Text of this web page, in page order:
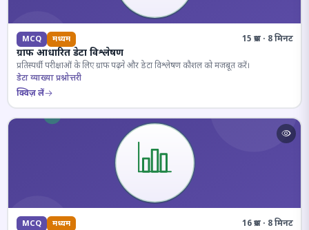
MCQ मध्यम 15 प्रश्न · 8 मिनट
ग्राफ आधारित डेटा विश्लेषण
प्रतिस्पर्धी परीक्षाओं के लिए ग्राफ पढ़ने और डेटा विश्लेषण कौशल को मजबूत करें।
डेटा व्याख्या प्रश्नोत्तरी
क्विज़ लें
MCQ मध्यम 16 प्रश्न · 8 मिनट